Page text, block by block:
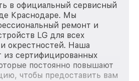
в официальный сервисный
Краснодаре. Мы
ремонт и
LG для всех
окрестностей. Наша
из сертифицированных
постоянно повышают
чтобы предоставить вам